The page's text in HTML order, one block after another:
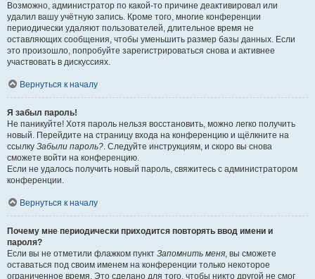
Возможно, администратор по какой-то причине деактивировал или
удалил вашу учётную запись. Кроме того, многие конференции
периодически удаляют пользователей, длительное время не
оставляющих сообщения, чтобы уменьшить размер базы данных. Если
это произошло, попробуйте зарегистрироваться снова и активнее
участвовать в дискуссиях.
Вернуться к началу
Я забыл пароль!
Не паникуйте! Хотя пароль нельзя восстановить, можно легко получить
новый. Перейдите на страницу входа на конференцию и щёлкните на
ссылку Забыли пароль?. Следуйте инструкциям, и скоро вы снова
сможете войти на конференцию.
Если не удалось получить новый пароль, свяжитесь с администратором
конференции.
Вернуться к началу
Почему мне периодически приходится повторять ввод имени и
пароля?
Если вы не отметили флажком пункт Запомнить меня, вы сможете
оставаться под своим именем на конференции только некоторое
ограниченное время. Это сделано для того, чтобы никто другой не смог